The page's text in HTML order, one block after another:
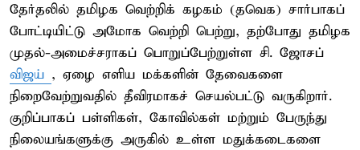
தேர்தலில் தமிழக வெற்றிக் கழகம் (தவெக) சார்பாகப்
போட்டியிட்டு அமோக வெற்றி பெற்று, தற்போது தமிழக
முதல்-அமைச்சராகப் பொறுப்பேற்றுள்ள சி. ஜோசப்
விஜய் , ஏழை எளிய மக்களின் தேவைகளை
நிறைவேற்றுவதில் தீவிரமாகச் செயல்பட்டு வருகிறார்.
குறிப்பாகப் பள்ளிகள், கோவில்கள் மற்றும் பேருந்து
நிலையங்களுக்கு அருகில் உள்ள மதுக்கடைகளை